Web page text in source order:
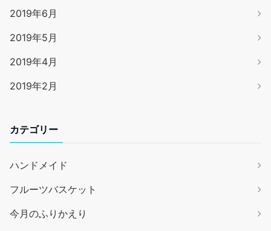
2019年6月
2019年5月
2019年4月
2019年2月
カテゴリー
ハンドメイド
フルーツバスケット
今月のふりかえり